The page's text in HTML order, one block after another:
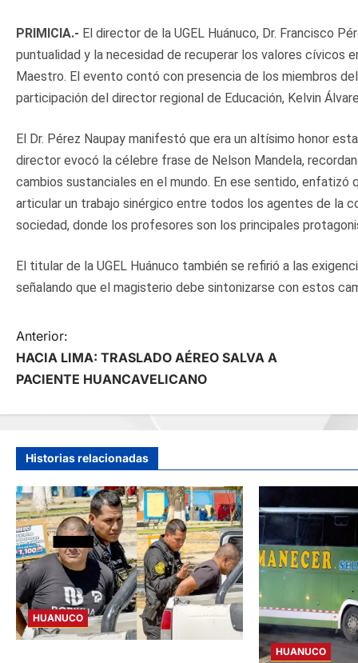
PRIMICIA.- El director de la UGEL Huánuco, Dr. Francisco
puntualidad y la necesidad de recuperar los valores cívicos
Maestro. El evento contó con presencia de los miembros
participación del director regional de Educación, Kelvin
​El Dr. Pérez Naupay manifestó que era un altísimo honor
director evocó la célebre frase de Nelson Mandela,
cambios sustanciales en el mundo. En ese sentido,
articular un trabajo sinérgico entre todos los agentes de la
sociedad, donde los profesores son los principales
​El titular de la UGEL Huánuco también se refirió a las
señalando que el magisterio debe sintonizarse con estos
N
a
v
e
g
a
c
i
ó
Anterior:
HACIA LIMA: TRASLADO AÉREO SALVA A
PACIENTE HUANCAVELICANO
Historias relacionadas
HUANUCO
HUANUCO